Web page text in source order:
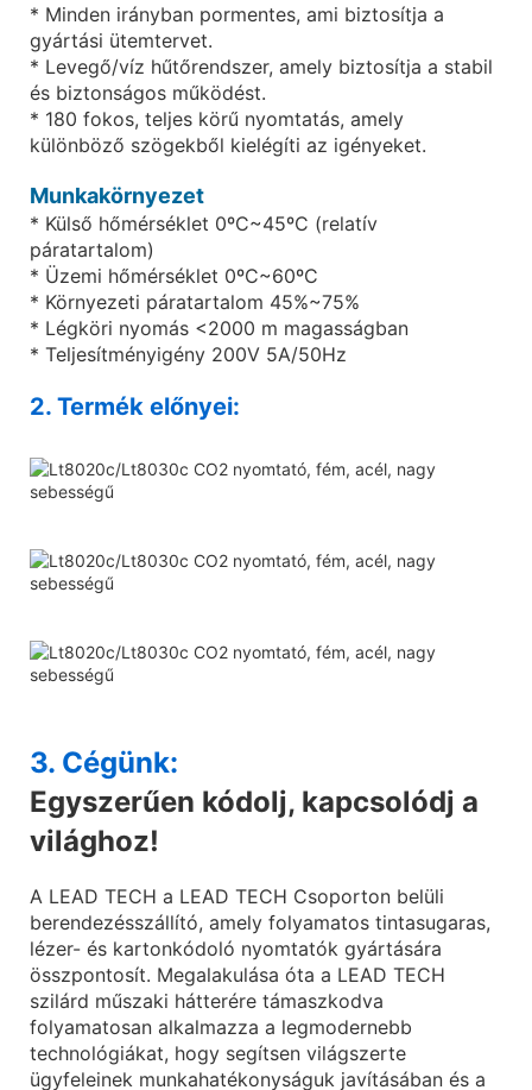
* Minden irányban pormentes, ami biztosítja a
gyártási ütemtervet.
* Levegő/víz hűtőrendszer, amely biztosítja a stabil
és biztonságos működést.
* 180 fokos, teljes körű nyomtatás, amely
különböző szögekből kielégíti az igényeket.
Munkakörnyezet
* Külső hőmérséklet 0ºC~45ºC (relatív
páratartalom)
* Üzemi hőmérséklet 0ºC~60ºC
* Környezeti páratartalom 45%~75%
* Légköri nyomás <2000 m magasságban
* Teljesítményigény 200V 5A/50Hz
2. Termék előnyei:
3. Cégünk:
Egyszerűen kódolj, kapcsolódj a
világhoz!
A LEAD TECH a LEAD TECH Csoporton belüli
berendezésszállító, amely folyamatos tintasugaras,
lézer- és kartonkódoló nyomtatók gyártására
összpontosít. Megalakulása óta a LEAD TECH
szilárd műszaki hátterére támaszkodva
folyamatosan alkalmazza a legmodernebb
technológiákat, hogy segítsen világszerte
ügyfeleinek munkahatékonyságuk javításában és a